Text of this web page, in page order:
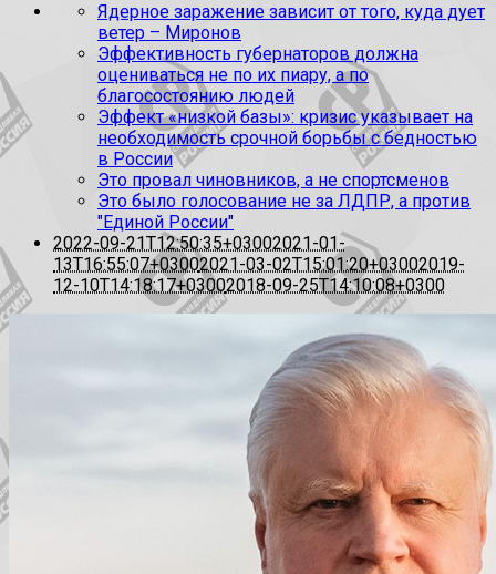
Ядерное заражение зависит от того, куда дует
ветер – Миронов
Эффективность губернаторов должна
оцениваться не по их пиару, а по
благосостоянию людей
Эффект «низкой базы»: кризис указывает на
необходимость срочной борьбы с бедностью
в России
Это провал чиновников, а не спортсменов
Это было голосование не за ЛДПР, а против
"Единой России"
2022-09-21T12:50:35+03002021-01-
13T16:55:07+03002021-03-02T15:01:20+03002019-
12-10T14:18:17+03002018-09-25T14:10:08+0300